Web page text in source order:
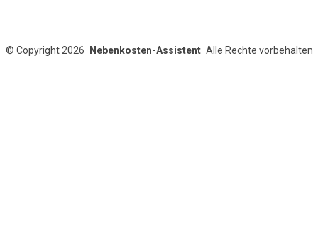
© Copyright 2026 Nebenkosten-Assistent Alle Rechte vorbehalten